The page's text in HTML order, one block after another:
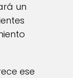
un
ese